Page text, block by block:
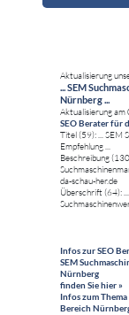
Aktualisierung
... SEM
Nürnberg ...
Aktualisierung
SEO Berater für
Titel (59): ... SEM
Empfehlung ...
Beschreibung
da-schau-her.de
Überschrift (64):
Infos zur SEO
SEM
Nürnberg
finden Sie hier »
Infos zum
Bereich